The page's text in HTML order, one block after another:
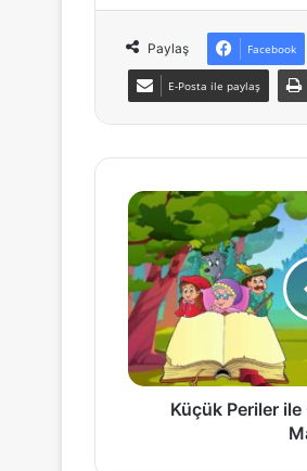
Paylaş Facebook
E-Posta ile paylaş
Küçük
Periler
ile
Oyuncak
Bebekleri
Masalı
Küçük Periler